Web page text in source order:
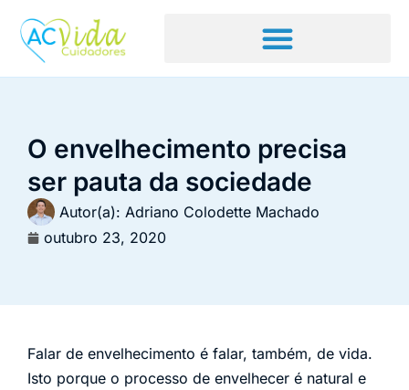
O envelhecimento precisa
ser pauta da sociedade
Autor(a): Adriano Colodette Machado
outubro 23, 2020
Falar de envelhecimento é falar, também, de vida.
Isto porque o processo de envelhecer é natural e